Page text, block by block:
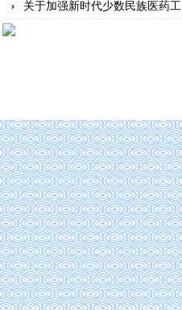
关于加强新时代少数民族医药工